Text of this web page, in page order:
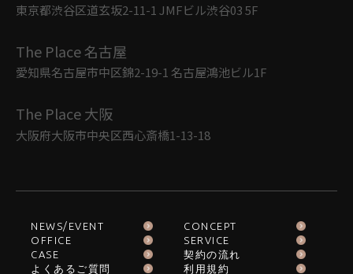
東京都渋谷区道玄坂2-11-1 JMFビル渋谷03 5F
The Place 名古屋
愛知県名古屋市中区錦2-19-1 名古屋鴻池ビル1F
The Place 大阪
大阪府大阪市中央区西心斎橋1-13-18
NEWS/EVENT
CONCEPT
OFFICE
SERVICE
CASE
契約の流れ
よくあるご質問
利用規約